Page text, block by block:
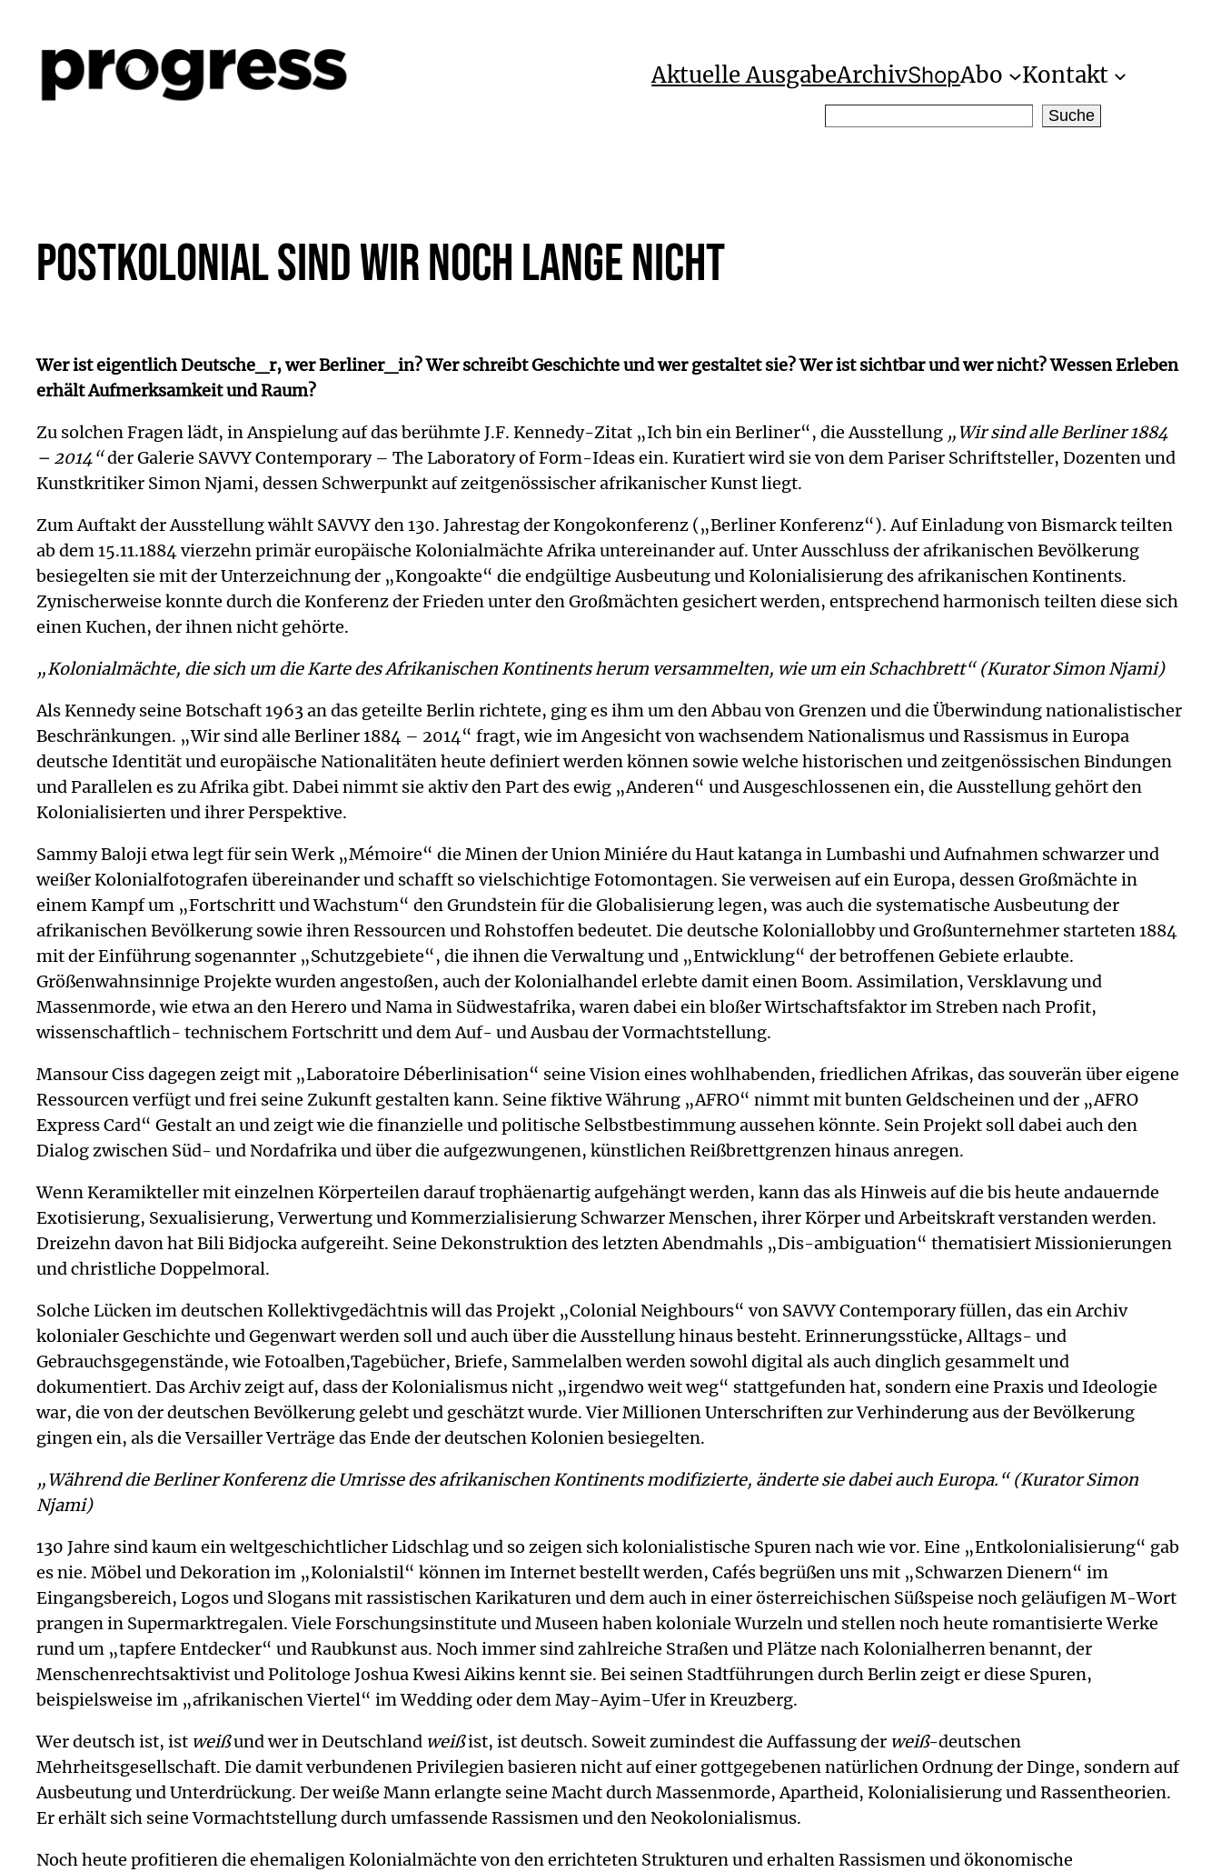
Inhalt
springen
Aktuelle AusgabeArchivShopAbo Kontakt
Suche
Postkolonial sind wir noch lange nicht
Wer ist eigentlich Deutsche_r, wer Berliner_in? Wer schreibt Geschichte und wer gestaltet sie? Wer ist sichtbar und wer nicht? Wessen Erleben
erhält Aufmerksamkeit und Raum?
Zu solchen Fragen lädt, in Anspielung auf das berühmte J.F. Kennedy-Zitat „Ich bin ein Berliner“, die Ausstellung „Wir sind alle Berliner 1884
– 2014“der Galerie SAVVY Contemporary – The Laboratory of Form-Ideas ein. Kuratiert wird sie von dem Pariser Schriftsteller, Dozenten und
Kunstkritiker Simon Njami, dessen Schwerpunkt auf zeitgenössischer afrikanischer Kunst liegt.
Zum Auftakt der Ausstellung wählt SAVVY den 130. Jahrestag der Kongokonferenz („Berliner Konferenz“). Auf Einladung von Bismarck teilten
ab dem 15.11.1884 vierzehn primär europäische Kolonialmächte Afrika untereinander auf. Unter Ausschluss der afrikanischen Bevölkerung
besiegelten sie mit der Unterzeichnung der „Kongoakte“ die endgültige Ausbeutung und Kolonialisierung des afrikanischen Kontinents.
Zynischerweise konnte durch die Konferenz der Frieden unter den Großmächten gesichert werden, entsprechend harmonisch teilten diese sich
einen Kuchen, der ihnen nicht gehörte.
„Kolonialmächte, die sich um die Karte des Afrikanischen Kontinents herum versammelten, wie um ein Schachbrett“ (Kurator Simon Njami)
Als Kennedy seine Botschaft 1963 an das geteilte Berlin richtete, ging es ihm um den Abbau von Grenzen und die Überwindung nationalistischer
Beschränkungen. „Wir sind alle Berliner 1884 – 2014“ fragt, wie im Angesicht von wachsendem Nationalismus und Rassismus in Europa
deutsche Identität und europäische Nationalitäten heute definiert werden können sowie welche historischen und zeitgenössischen Bindungen
und Parallelen es zu Afrika gibt. Dabei nimmt sie aktiv den Part des ewig „Anderen“ und Ausgeschlossenen ein, die Ausstellung gehört den
Kolonialisierten und ihrer Perspektive.
Sammy Baloji etwa legt für sein Werk „Mémoire“ die Minen der Union Miniére du Haut katanga in Lumbashi und Aufnahmen schwarzer und
weißer Kolonialfotografen übereinander und schafft so vielschichtige Fotomontagen. Sie verweisen auf ein Europa, dessen Großmächte in
einem Kampf um „Fortschritt und Wachstum“ den Grundstein für die Globalisierung legen, was auch die systematische Ausbeutung der
afrikanischen Bevölkerung sowie ihren Ressourcen und Rohstoffen bedeutet. Die deutsche Koloniallobby und Großunternehmer starteten 1884
mit der Einführung sogenannter „Schutzgebiete“, die ihnen die Verwaltung und „Entwicklung“ der betroffenen Gebiete erlaubte.
Größenwahnsinnige Projekte wurden angestoßen, auch der Kolonialhandel erlebte damit einen Boom. Assimilation, Versklavung und
Massenmorde, wie etwa an den Herero und Nama in Südwestafrika, waren dabei ein bloßer Wirtschaftsfaktor im Streben nach Profit,
wissenschaftlich- technischem Fortschritt und dem Auf- und Ausbau der Vormachtstellung.
Mansour Ciss dagegen zeigt mit „Laboratoire Déberlinisation“ seine Vision eines wohlhabenden, friedlichen Afrikas, das souverän über eigene
Ressourcen verfügt und frei seine Zukunft gestalten kann. Seine fiktive Währung „AFRO“ nimmt mit bunten Geldscheinen und der „AFRO
Express Card“ Gestalt an und zeigt wie die finanzielle und politische Selbstbestimmung aussehen könnte. Sein Projekt soll dabei auch den
Dialog zwischen Süd- und Nordafrika und über die aufgezwungenen, künstlichen Reißbrettgrenzen hinaus anregen.
Wenn Keramikteller mit einzelnen Körperteilen darauf trophäenartig aufgehängt werden, kann das als Hinweis auf die bis heute andauernde
Exotisierung, Sexualisierung, Verwertung und Kommerzialisierung Schwarzer Menschen, ihrer Körper und Arbeitskraft verstanden werden.
Dreizehn davon hat Bili Bidjocka aufgereiht. Seine Dekonstruktion des letzten Abendmahls „Dis-ambiguation“ thematisiert Missionierungen
und christliche Doppelmoral.
Solche Lücken im deutschen Kollektivgedächtnis will das Projekt „Colonial Neighbours“ von SAVVY Contemporary füllen, das ein Archiv
kolonialer Geschichte und Gegenwart werden soll und auch über die Ausstellung hinaus besteht. Erinnerungsstücke, Alltags- und
Gebrauchsgegenstände, wie Fotoalben,Tagebücher, Briefe, Sammelalben werden sowohl digital als auch dinglich gesammelt und
dokumentiert. Das Archiv zeigt auf, dass der Kolonialismus nicht „irgendwo weit weg“ stattgefunden hat, sondern eine Praxis und Ideologie
war, die von der deutschen Bevölkerung gelebt und geschätzt wurde. Vier Millionen Unterschriften zur Verhinderung aus der Bevölkerung
gingen ein, als die Versailler Verträge das Ende der deutschen Kolonien besiegelten.
„Während die Berliner Konferenz die Umrisse des afrikanischen Kontinents modifizierte, änderte sie dabei auch Europa.“ (Kurator Simon
Njami)
130 Jahre sind kaum ein weltgeschichtlicher Lidschlag und so zeigen sich kolonialistische Spuren nach wie vor. Eine „Entkolonialisierung“ gab
es nie. Möbel und Dekoration im „Kolonialstil“ können im Internet bestellt werden, Cafés begrüßen uns mit „Schwarzen Dienern“ im
Eingangsbereich, Logos und Slogans mit rassistischen Karikaturen und dem auch in einer österreichischen Süßspeise noch geläufigen M-Wort
prangen in Supermarktregalen. Viele Forschungsinstitute und Museen haben koloniale Wurzeln und stellen noch heute romantisierte Werke
rund um „tapfere Entdecker“ und Raubkunst aus. Noch immer sind zahlreiche Straßen und Plätze nach Kolonialherren benannt, der
Menschenrechtsaktivist und Politologe Joshua Kwesi Aikins kennt sie. Bei seinen Stadtführungen durch Berlin zeigt er diese Spuren,
beispielsweise im „afrikanischen Viertel“ im Wedding oder dem May-Ayim-Ufer in Kreuzberg.
Wer deutsch ist, ist weißund wer in Deutschland weißist, ist deutsch. Soweit zumindest die Auffassung der weiß-deutschen
Mehrheitsgesellschaft. Die damit verbundenen Privilegien basieren nicht auf einer gottgegebenen natürlichen Ordnung der Dinge, sondern auf
Ausbeutung und Unterdrückung. Der weiße Mann erlangte seine Macht durch Massenmorde, Apartheid, Kolonialisierung und Rassentheorien.
Er erhält sich seine Vormachtstellung durch umfassende Rassismen und den Neokolonialismus.
Noch heute profitieren die ehemaligen Kolonialmächte von den errichteten Strukturen und erhalten Rassismen und ökonomische